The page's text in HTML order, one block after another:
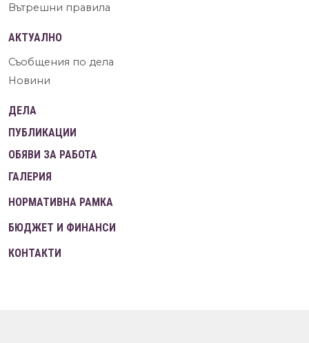
Вътрешни правила
АКТУАЛНО
Съобщения по дела
Новини
ДЕЛА
ПУБЛИКАЦИИ
ОБЯВИ ЗА РАБОТА
ГАЛЕРИЯ
НОРМАТИВНА РАМКА
БЮДЖЕТ И ФИНАНСИ
КОНТАКТИ